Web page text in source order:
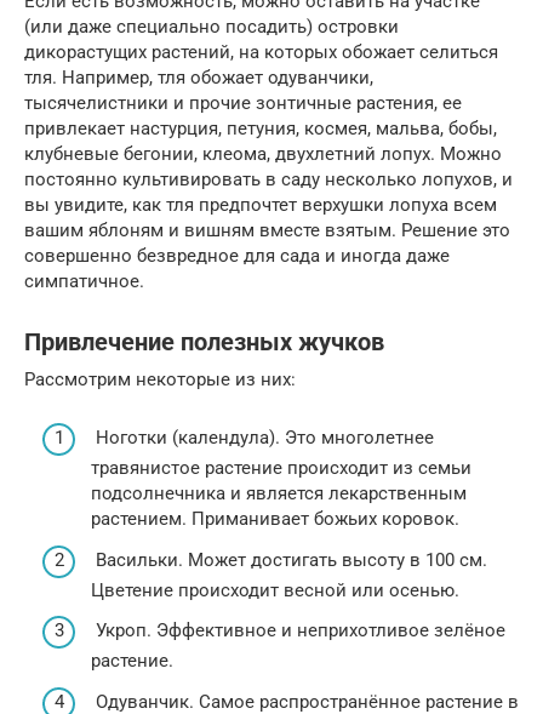
(или даже специально посадить) островки
дикорастущих растений, на которых обожает селиться
тля. Например, тля обожает одуванчики,
тысячелистники и прочие зонтичные растения, ее
привлекает настурция, петуния, космея, мальва, бобы,
клубневые бегонии, клеома, двухлетний лопух. Можно
постоянно культивировать в саду несколько лопухов, и
вы увидите, как тля предпочтет верхушки лопуха всем
вашим яблоням и вишням вместе взятым. Решение это
совершенно безвредное для сада и иногда даже
симпатичное.
Привлечение полезных жучков
Рассмотрим некоторые из них:
Ноготки (календула). Это многолетнее
травянистое растение происходит из семьи
подсолнечника и является лекарственным
растением. Приманивает божьих коровок.
Васильки. Может достигать высоту в 100 см.
Цветение происходит весной или осенью.
Укроп. Эффективное и неприхотливое зелёное
растение.
Одуванчик. Самое распространённое растение в